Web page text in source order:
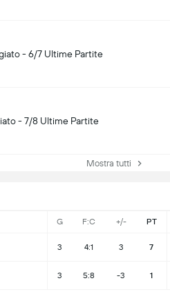
G F:C +/- PT
3 4:1 3 7
3 5:8 -3 1
- 6/7 Ultime Partite
- 7/8 Ultime Partite
Mostra tutti